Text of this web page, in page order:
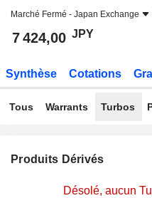
Marché Fermé - Japan Exchange
7 424,00 JPY
Synthèse Cotations
Tous Warrants Turbos
Produits Dérivés
Désolé, aucun